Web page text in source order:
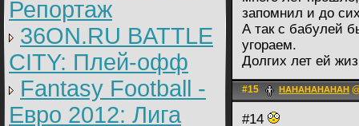
Репортаж
36ON.RU BATTLE
CITY: Плей-офф
Fantasy Football -
Евро 2012: Лига
запомнил и до
А так с бабулей
угораем.
Долгих лет ей
#15 HAHAHAHAHAH
#14